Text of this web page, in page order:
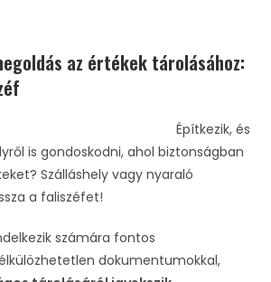
az értékek tárolásához:
Építkezik, és
is gondoskodni, ahol biztonságban
Szálláshely vagy nyaraló
a faliszéfet!
számára fontos
dokumentumokkal,